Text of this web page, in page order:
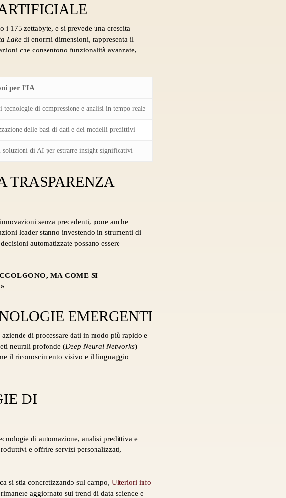
i 175 zettabyte, e si prevede una crescita
Lake di enormi dimensioni, rappresenta il
che consentono funzionalità avanzate,
per l’IA
tecnologie di compressione e analisi in tempo reale
delle basi di dati e dei modelli predittivi
soluzioni di AI per estrarre insight significativi
TRASPARENZA
senza precedenti, pone anche
leader stanno investendo in strumenti di
automatizzate possano essere
MA COME SI
EMERGENTI
aziende di processare dati in modo più rapido e
neurali profonde (Deep Neural Networks)
il riconoscimento visivo e il linguaggio
DI
di automazione, analisi predittiva e
e offrire servizi personalizzati,
si stia concretizzando sul campo, Ulteriori info
aggiornato sui trend di data science e